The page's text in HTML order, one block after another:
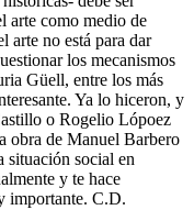
arte como medio de
arte no está para dar
los mecanismos
Güell, entre los más
Ya lo hiceron, y
o Rogelio Lópoez
obra de Manuel Barbero
situación social en
y te hace
importante. C.D.